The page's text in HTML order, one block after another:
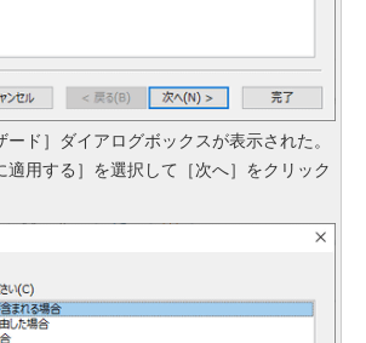
ード］ダイアログボックスが表示された。
適用する］を選択して［次へ］をクリック